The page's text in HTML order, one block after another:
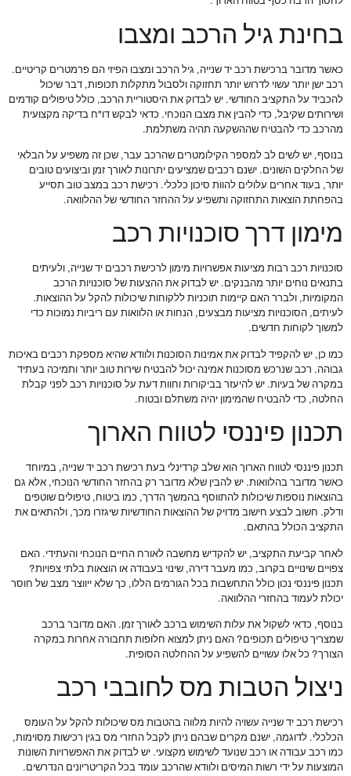
בחינת גיל הרכב ומצבו
כאשר מדובר ברכישת רכב יד שנייה, גיל הרכב ומצבו הפיזי הם פרמטרים קריטיים.
רכב ישן יותר עשוי לדרוש יותר תחזוקה ולסבול מתקלות תכופות, דבר שיכול
להכביד על התקציב החודשי. יש לבדוק את היסטוריית הרכב, כולל טיפולים קודמים
ושירותים שקיבל, כדי להבין את מצבו הנוכחי. כדאי לבקש דו"ח בדיקה מקצועית
מהרכב כדי להבטיח שההשקעה תהיה משתלמת.
בנוסף, יש לשים לב למספר הקילומטרים שהרכב עבר, שכן זה משפיע על הבלאי
של החלקים השונים. ישנם רכבים שמציעים יתרונות לאורך זמן וביצועים טובים
יותר, בעוד אחרים עלולים להוות סיכון כלכלי. רכישת רכב במצב טוב תסייע
בהפחתת הוצאות התחזוקה ותשפיע על ההחזר החודשי של ההלוואה.
מימון דרך סוכנויות רכב
סוכנויות רכב רבות מציעות אפשרויות מימון לרכישת רכבים יד שנייה, ולעיתים
בתנאים נוחים יותר מהבנקים. יש לבדוק את ההצעות של סוכנויות הרכב
המקומיות, ולברר האם קיימות תוכניות ללקוחות שיכולות להקל על ההוצאות.
לעיתים, הסוכנויות מציעות מבצעים, הנחות או הלוואות עם ריביות נמוכות כדי
למשוך לקוחות חדשים.
כמו כן, יש להקפיד לבדוק את אמינות הסוכנות ולוודא שהיא מספקת רכבים באיכות
גבוהה. רכב שנרכש מסוכנות אמינה יכול להבטיח שירות טוב יותר ותמיכה בעתיד
במקרה של בעיות. יש להיעזר בביקורות וחוות דעת על סוכנויות רכב לפני קבלת
החלטה, כדי להבטיח שהמימון יהיה משתלם ובטוח.
תכנון פיננסי לטווח הארוך
תכנון פיננסי לטווח הארוך הוא שלב קרדינלי בעת רכישת רכב יד שנייה, במיוחד
כאשר מדובר בהלוואות. יש להבין שלא מדובר רק בהחזר החודשי הנוכחי, אלא גם
בהוצאות נוספות שיכולות להתווסף בהמשך הדרך, כמו ביטוח, טיפולים שוטפים
ודלק. חשוב לבצע חישוב מדויק של ההוצאות החודשיות שיגזרו מכך, ולהתאים את
התקציב הכולל בהתאם.
לאחר קביעת התקציב, יש להקדיש מחשבה לאורח החיים הנוכחי והעתידי. האם
צפויים שינויים בקרוב, כמו מעבר דירה, שינוי בעבודה או הוצאות בלתי צפויות?
תכנון פיננסי נכון כולל התחשבות בכל הגורמים הללו, כך שלא ייווצר מצב של חוסר
יכולת לעמוד בהחזרי ההלוואה.
בנוסף, כדאי לשקול את עלות השימוש ברכב לאורך זמן. האם מדובר ברכב
שמצריך טיפולים תכופים? האם ניתן למצוא חלופות תחבורה אחרות במקרה
הצורך? כל אלו עשויים להשפיע על ההחלטה הסופית.
ניצול הטבות מס לחובבי רכב
רכישת רכב יד שנייה עשויה להיות מלווה בהטבות מס שיכולות להקל על העומס
הכלכלי. לדוגמה, ישנם מקרים שבהם ניתן לקבל החזרי מס בגין רכישות מסוימות,
כמו רכב עבודה או רכב שנועד לשימוש מקצועי. יש לבדוק את האפשרויות השונות
המוצעות על ידי רשות המיסים ולוודא שהרכב עומד בכל הקריטריונים הנדרשים.